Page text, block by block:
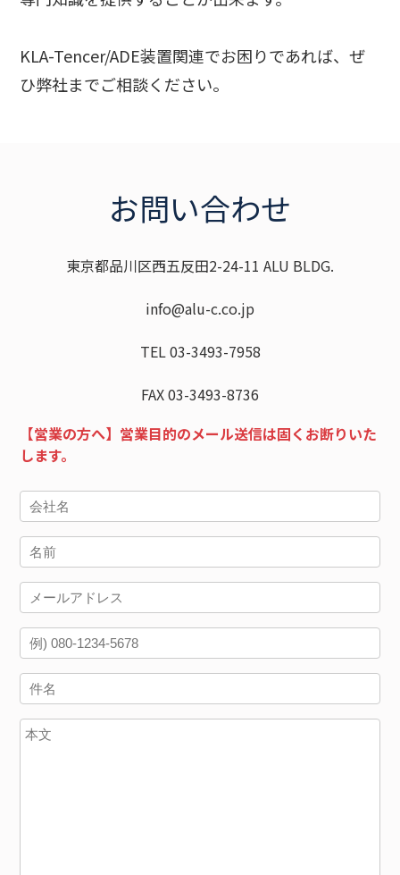
KLA-Tencer/ADE装置関連でお困りであれば、ぜ
ひ弊社までご相談ください。
お問い合わせ
東京都品川区西五反田2-24-11 ALU BLDG.
info@alu-c.co.jp
TEL 03-3493-7958
FAX 03-3493-8736
【営業の方へ】営業目的のメール送信は固くお断りいた
します。